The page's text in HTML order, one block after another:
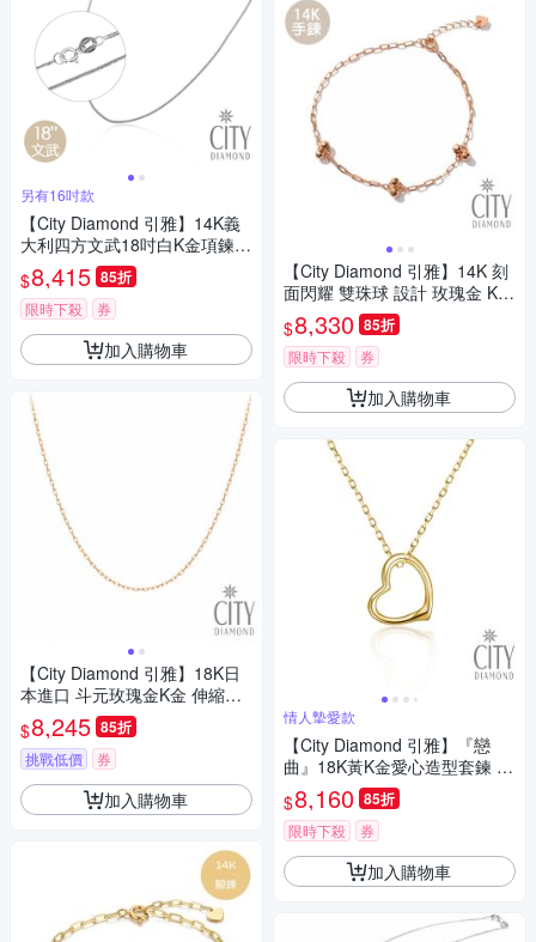
另有16吋款
【City Diamond 引雅】14K義
大利四方文武18吋白K金項鍊
(浮光流影系列)
$8,415 85折
限時下殺 券
加入購物車
【City Diamond 引雅】18K日
本進口 斗元玫瑰金K金 伸縮項
鍊 16吋18吋可自由伸縮長短
(東京Yuki表參道系列)
$8,245 85折
挑戰低價 券
加入購物車
【City Diamond 引雅】14K 刻
面閃耀 雙珠球 設計 玫瑰金 K金
手鍊(浮光流影系列)
$8,330 85折
限時下殺 券
加入購物車
情人摯愛款
【City Diamond 引雅】『戀
曲』18K黃K金愛心造型套鍊 項
鍊(東京Yuki系列)
$8,160 85折
限時下殺 券
加入購物車